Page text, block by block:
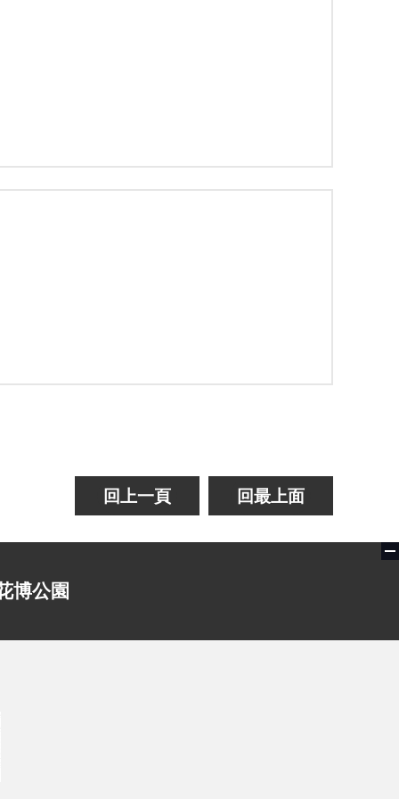
回上一頁 回最上面
博公園